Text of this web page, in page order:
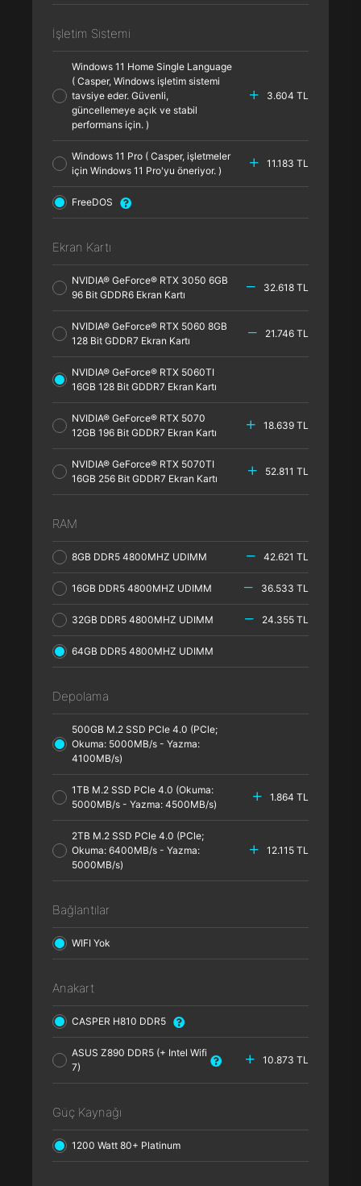
İşletim Sistemi
Windows 11 Home Single Language
( Casper, Windows işletim sistemi
tavsiye eder. Güvenli,
güncellemeye açık ve stabil
performans için. )
3.604 TL
Windows 11 Pro ( Casper, işletmeler
için Windows 11 Pro'yu öneriyor. )
11.183 TL
FreeDOS
Ekran Kartı
NVIDIA® GeForce® RTX 3050 6GB
96 Bit GDDR6 Ekran Kartı
32.618 TL
NVIDIA® GeForce® RTX 5060 8GB
128 Bit GDDR7 Ekran Kartı
21.746 TL
NVIDIA® GeForce® RTX 5060TI
16GB 128 Bit GDDR7 Ekran Kartı
NVIDIA® GeForce® RTX 5070
12GB 196 Bit GDDR7 Ekran Kartı
18.639 TL
NVIDIA® GeForce® RTX 5070TI
16GB 256 Bit GDDR7 Ekran Kartı
52.811 TL
RAM
8GB DDR5 4800MHZ UDIMM 42.621 TL
16GB DDR5 4800MHZ UDIMM 36.533 TL
32GB DDR5 4800MHZ UDIMM 24.355 TL
64GB DDR5 4800MHZ UDIMM
Depolama
500GB M.2 SSD PCle 4.0 (PCle;
Okuma: 5000MB/s - Yazma:
4100MB/s)
1TB M.2 SSD PCle 4.0 (Okuma:
5000MB/s - Yazma: 4500MB/s)
1.864 TL
2TB M.2 SSD PCle 4.0 (PCle;
Okuma: 6400MB/s - Yazma:
5000MB/s)
12.115 TL
Bağlantılar
WIFI Yok
Anakart
CASPER H810 DDR5
ASUS Z890 DDR5 (+ Intel Wifi
7)
10.873 TL
Güç Kaynağı
1200 Watt 80+ Platinum